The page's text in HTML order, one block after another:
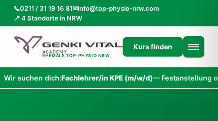
📞0211 / 31 19 16 81✉info@top-physio-nrw.com
📍 4 Standorte in NRW
EHEMALSTOP-PHYSIO NRW
Kurs finden
dich:Fachlehrer/in KPE (m/w/d)— Festanstellung oder